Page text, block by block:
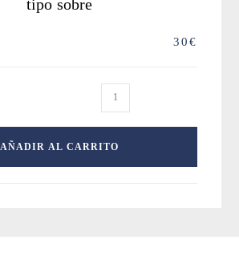
tipo sobre
30€
Cartera
Palma
cantidad
AÑADIR AL CARRITO